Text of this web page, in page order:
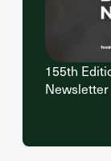
155th
Newsletter